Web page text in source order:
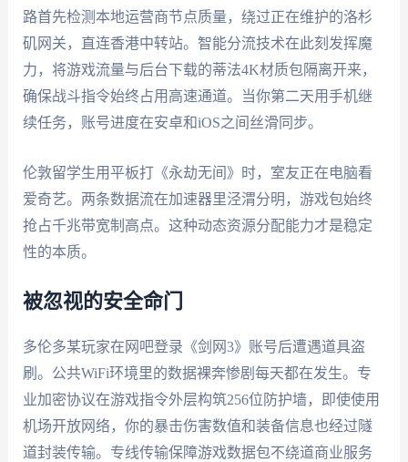
路首先检测本地运营商节点质量，绕过正在维护的洛杉
矶网关，直连香港中转站。智能分流技术在此刻发挥魔
力，将游戏流量与后台下载的蒂法4K材质包隔离开来，
确保战斗指令始终占用高速通道。当你第二天用手机继
续任务，账号进度在安卓和iOS之间丝滑同步。
伦敦留学生用平板打《永劫无间》时，室友正在电脑看
爱奇艺。两条数据流在加速器里泾渭分明，游戏包始终
抢占千兆带宽制高点。这种动态资源分配能力才是稳定
性的本质。
被忽视的安全命门
多伦多某玩家在网吧登录《剑网3》账号后遭遇道具盗
刷。公共WiFi环境里的数据裸奔惨剧每天都在发生。专
业加密协议在游戏指令外层构筑256位防护墙，即使使用
机场开放网络，你的暴击伤害数值和装备信息也经过隧
道封装传输。专线传输保障游戏数据包不绕道商业服务